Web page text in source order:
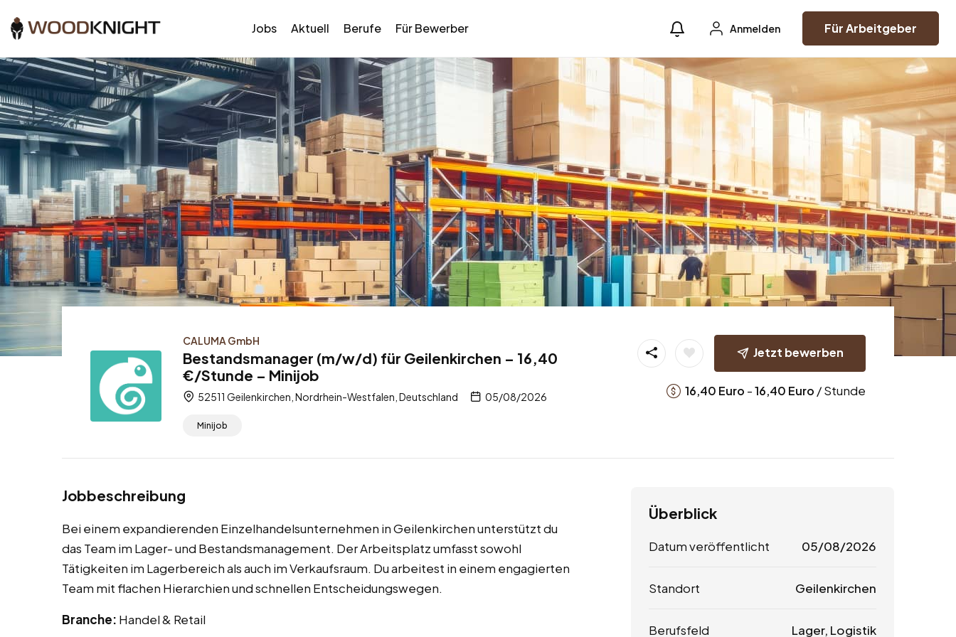
Jobs Aktuell Berufe Für Bewerber Anmelden Für Arbeitgeber
CALUMA GmbH
Bestandsmanager (m/w/d) für Geilenkirchen – 16,40
€/Stunde – Minijob
52511 Geilenkirchen, Nordrhein-Westfalen, Deutschland 05/08/2026
Minijob
Jetzt bewerben
16,40 Euro -16,40 Euro / Stunde
Jobbeschreibung
Bei einem expandierenden Einzelhandelsunternehmen in Geilenkirchen unterstützt du
das Team im Lager- und Bestandsmanagement. Der Arbeitsplatz umfasst sowohl
Tätigkeiten im Lagerbereich als auch im Verkaufsraum. Du arbeitest in einem engagierten
Team mit flachen Hierarchien und schnellen Entscheidungswegen.
Branche: Handel & Retail
Überblick
Datum veröffentlicht 05/08/2026
Standort Geilenkirchen
Berufsfeld Lager, Logistik